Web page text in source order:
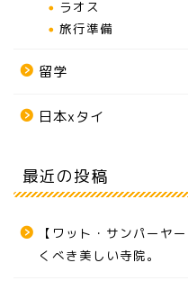
ラオス
旅行準備
留学
日本xタイ
最近の投稿
【ワット・サンパーヤ
くべき美しい寺院。